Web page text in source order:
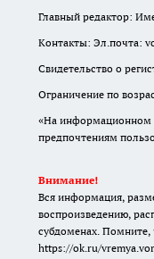
Главный редактор:
Контакты: Эл.почта:
Свидетельство о
Ограничение по
«На информационном
предпочтениям
Внимание!
Вся информация,
воспроизведению,
субдоменах. Помните,
https://ok.ru/